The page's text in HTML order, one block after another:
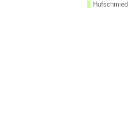
Hufschmied